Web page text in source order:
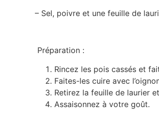
– Sel, poivre et une feuille de
Préparation :
Rincez les pois cassés et
Faites-les cuire avec
Retirez la feuille de laurier
Assaisonnez à votre goût.